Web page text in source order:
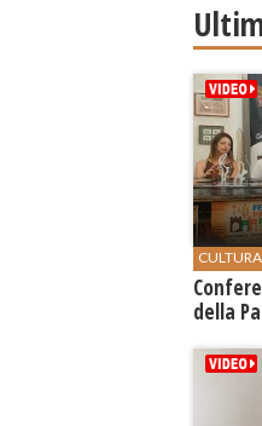
CULTURA
della